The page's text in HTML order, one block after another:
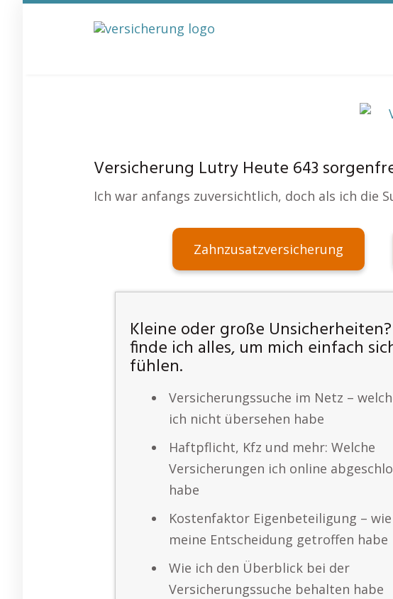
Versicherung Lutry Heute 643
Ich war anfangs zuversichtlich, doch als ich die
Zahnzusatzversicherung
Kleine oder große
finde ich alles, um mich einfach
fühlen.
Versicherungssuche im Netz –
ich nicht übersehen habe
Haftpflicht, Kfz und mehr: Welche
Versicherungen ich online
habe
Kostenfaktor Eigenbeteiligung –
meine Entscheidung getroffen habe
Wie ich den Überblick bei der
Versicherungssuche behalten habe